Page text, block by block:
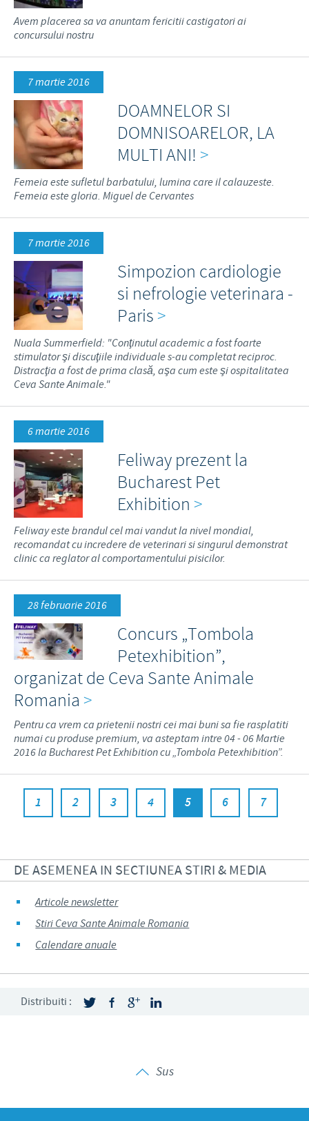
Avem placerea sa va anuntam fericitii castigatori ai
concursului nostru
7 martie 2016
DOAMNELOR SI
DOMNISOARELOR, LA
MULTI ANI! >
Femeia este sufletul barbatului, lumina care il calauzeste.
Femeia este gloria. Miguel de Cervantes
7 martie 2016
Simpozion cardiologie
si nefrologie veterinara -
Paris >
Nuala Summerfield: "Conţinutul academic a fost foarte
stimulator şi discuţiile individuale s-au completat reciproc.
Distracţia a fost de prima clasă, aşa cum este şi ospitalitatea
Ceva Sante Animale."
6 martie 2016
Feliway prezent la
Bucharest Pet
Exhibition >
Feliway este brandul cel mai vandut la nivel mondial,
recomandat cu incredere de veterinari si singurul demonstrat
clinic ca reglator al comportamentului pisicilor.
28 februarie 2016
Concurs „Tombola
Petexhibition”,
organizat de Ceva Sante Animale
Romania >
Pentru ca vrem ca prietenii nostri cei mai buni sa fie rasplatiti
numai cu produse premium, va asteptam intre 04 - 06 Martie
2016 la Bucharest Pet Exhibition cu „Tombola Petexhibition”.
1 2 3 4 5 6 7
DE ASEMENEA IN SECTIUNEA STIRI & MEDIA
Articole newsletter
Stiri Ceva Sante Animale Romania
Calendare anuale
Distribuiti :
Sus